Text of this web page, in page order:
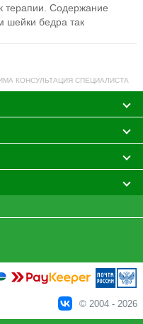
терапии. Содержание
шейки бедра так
КОНСУЛЬТАЦИЯ СПЕЦИАЛИСТА
© 2004 - 2026